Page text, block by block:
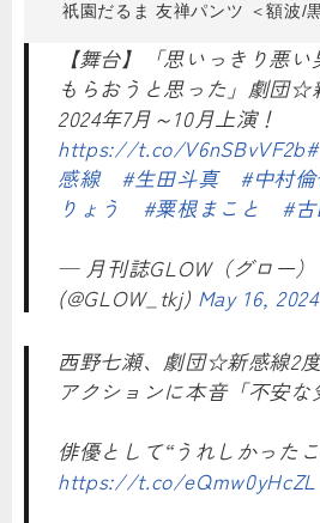
祇園だるま 友禅パンツ ＜額波/
【舞台】「思いっきり悪
もらおうと思った」劇団☆
2024年7月～10月上演！
https://t.co/V6nSBvVF2b
感線
#生田斗真 #中村
りょう
#粟根まこと #
— 月刊誌GLOW（グロー）
(@GLOW_tkj) May 16, 2024
西野七瀬、劇団☆新感線2
アクションに本音「不安な
俳優として“うれしかった
https://t.co/eQmw0yHcZL